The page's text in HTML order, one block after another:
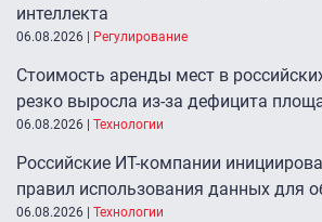
интеллекта
06.08.2026 Регулирование
Стоимость аренды мест в
резко выросла из-за дефицита
06.08.2026 Технологии
Российские ИТ-компании
правил использования данных для
06.08.2026 Технологии